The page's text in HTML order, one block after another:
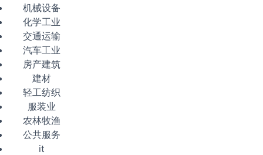
机械设备
化学工业
交通运输
汽车工业
房产建筑
建材
轻工纺织
服装业
农林牧渔
公共服务
it